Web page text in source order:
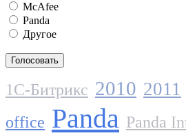
McAfee
Panda
Другое
1C-Битрикс 2010 2011
office Panda Panda